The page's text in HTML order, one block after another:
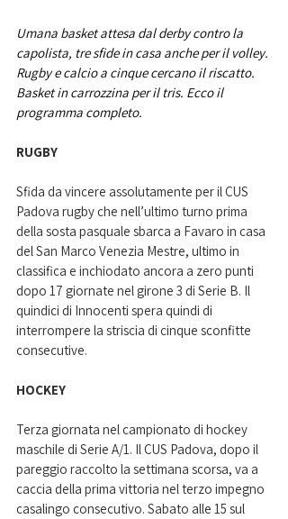
Umana basket attesa dal derby contro la
capolista, tre sfide in casa anche per il volley.
Rugby e calcio a cinque cercano il riscatto.
Basket in carrozzina per il tris. Ecco il
programma completo.
RUGBY
Sfida da vincere assolutamente per il CUS
Padova rugby che nell’ultimo turno prima
della sosta pasquale sbarca a Favaro in casa
del San Marco Venezia Mestre, ultimo in
classifica e inchiodato ancora a zero punti
dopo 17 giornate nel girone 3 di Serie B. Il
quindici di Innocenti spera quindi di
interrompere la striscia di cinque sconfitte
consecutive.
HOCKEY
Terza giornata nel campionato di hockey
maschile di Serie A/1. Il CUS Padova, dopo il
pareggio raccolto la settimana scorsa, va a
caccia della prima vittoria nel terzo impegno
casalingo consecutivo. Sabato alle 15 sul